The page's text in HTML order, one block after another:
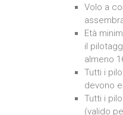
Volo a
Età
il
almeno
Tutti i
devono
Tutti i
(valido